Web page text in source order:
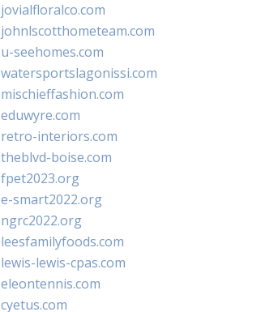
jovialfloralco.com
johnlscotthometeam.com
u-seehomes.com
watersportslagonissi.com
mischieffashion.com
eduwyre.com
retro-interiors.com
theblvd-boise.com
fpet2023.org
e-smart2022.org
ngrc2022.org
leesfamilyfoods.com
lewis-lewis-cpas.com
eleontennis.com
cyetus.com